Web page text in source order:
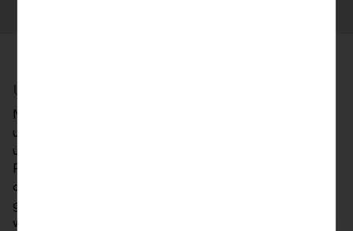
Unternehmerisches Handeln
Nachhaltiges Wirtschaften gehört zu den Prinzipien
unserer Unternehmensstrategie und spiegelt sich in
unseren Werten wider. So ist die LLB eine verlässliche
Partnerin für Mensch und Wirtschaft, insbesondere
auch als Arbeitgeberin. Zugleich ist ein breites
gesellschaftliches Engagement seit jeher ein
wesentlicher Bestandteil unseres unternehmerischen